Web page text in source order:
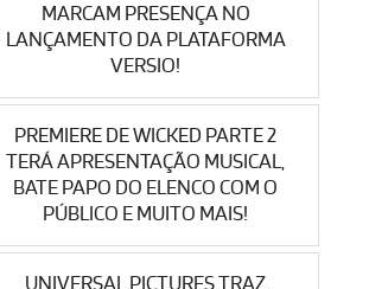
MARCAM PRESENÇA NO
LANÇAMENTO DA PLATAFORMA
VERSIO!
PREMIERE DE WICKED PARTE 2
TERÁ APRESENTAÇÃO MUSICAL,
BATE PAPO DO ELENCO COM O
PÚBLICO E MUITO MAIS!
UNIVERSAL PICTURES TRAZ